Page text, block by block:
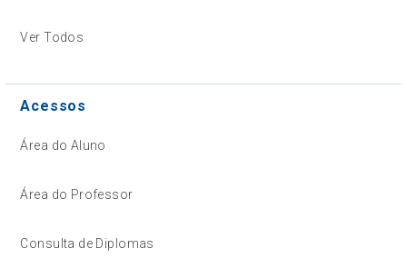
Ver Todos
Acessos
Área do Aluno
Área do Professor
Consulta de Diplomas